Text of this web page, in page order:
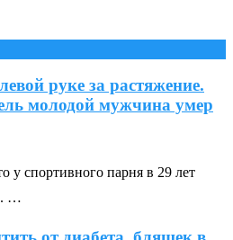
руке за растяжение.
молодой мужчина умер
у спортивного парня в 29 лет
…